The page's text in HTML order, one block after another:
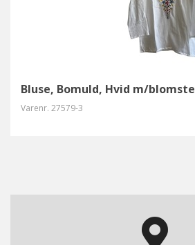
Bluse, Bomuld, Hvid m/
Varenr. 27579-3